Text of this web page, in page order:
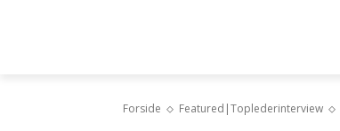
Forside Featured|Toplederinterview